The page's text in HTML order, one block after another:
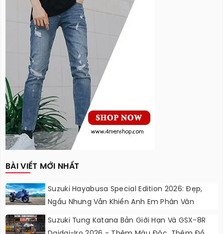
BÀI VIẾT MỚI NHẤT
Suzuki Hayabusa Special Edition 2026: Đẹp,
Ngầu Nhưng Vẫn Khiến Anh Em Phân Vân
Suzuki Tung Katana Bản Giới Hạn Và GSX-8R